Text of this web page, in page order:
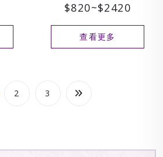
$820~$2420
查看更多
2 3